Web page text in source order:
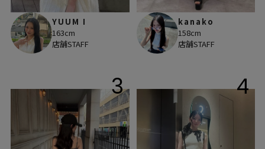
YUUM I
163cm
店舗STAFF
kanako
158cm
店舗STAFF
3 4